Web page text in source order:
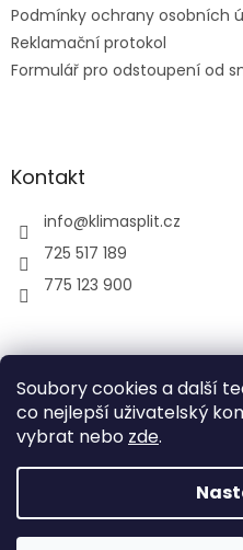
Soubory cookies a další
co nejlepší uživatelský
vybrat nebo zde.
Podmínky ochrany osobních
Reklamační protokol
Formulář pro odstoupení od
Kontakt
info@klimasplit.cz
725 517 189
775 123 900
Copyright 2026